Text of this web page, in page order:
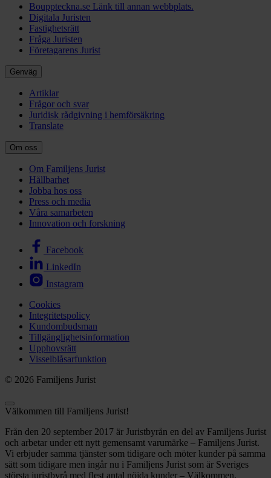
Bouppteckna.se Länk till annan webbplats.
Digitala Juristen
Fastighetsrätt
Fråga Juristen
Företagarens Jurist
Genväg
Artiklar
Frågor och svar
Juridisk rådgivning i hemförsäkring
Translate
Om oss
Om Familjens Jurist
Hållbarhet
Jobba hos oss
Press och media
Våra samarbeten
Innovation och forskning
Facebook
LinkedIn
Instagram
Cookies
Integritetspolicy
Kundombudsman
Tillgänglighetsinformation
Upphovsrätt
Visselblåsarfunktion
© 2026 Familjens Jurist
Välkommen till Familjens Jurist!
Från den 20 september 2017 är Juristbyrån en del av Familjens Jurist
och arbetar under ett nytt gemensamt varumärke – Familjens Jurist.
Vi erbjuder samma tjänster som tidigare och möter kunder på samma
sätt som tidigare men ingår nu i Familjens Jurist som är Sveriges
största juristbyrå med flest antal nöjda kunder – Välkommen.